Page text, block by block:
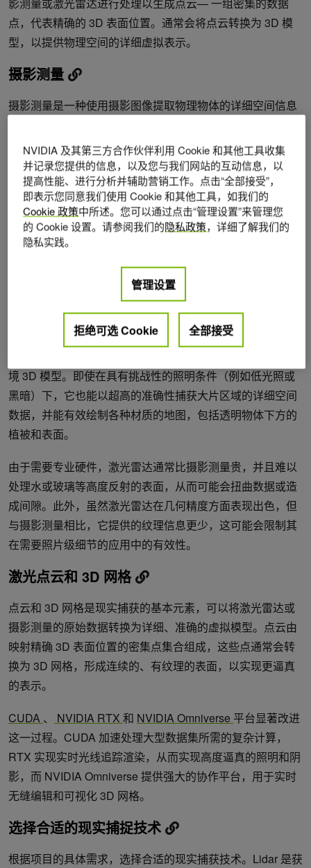
影测量或激光雷达进行处理以生成点云— 一组密集的数据
点，代表精确的 3D 表面位置。通常会将点云转换为 3D 模
型，以提供物理空间的详细虚拟表示。
摄影测量
摄影测量是一种使用摄影图像提取物理物体的详细空间信息
置。通过从多个视角分析角度、重叠和视角，摄影测量可以
创建点云，然后将点云转换为高度精细的 3D 模型。
这种方法易于使用且经济高效，尤其是与激光雷达（Lidar）
相比，因为它只需要基本的摄影设备。然而，摄影测量的准
确性在很大程度上取决于所捕获图像的质量和数量，并且可
激光雷达（光线检测和测距）技术使用激光脉冲来测量距
境 3D 模型。即使在具有挑战性的照明条件（例如低光照或
黑暗）下，它也能以超高的准确性捕获大片区域的详细空间
数据，并能有效绘制各种材质的地图，包括透明物体下方的
植被和表面。
由于需要专业硬件，激光雷达通常比摄影测量贵，并且难以
处理水或玻璃等高度反射的表面，从而可能会扭曲数据或造
成间隙。此外，虽然激光雷达在几何精度方面表现出色，但
与摄影测量相比，它提供的纹理信息更少，这可能会限制其
在需要照片级细节的应用中的有效性。
激光点云和 3D 网格
点云和 3D 网格是现实捕获的基本元素，可以将激光雷达或
摄影测量的原始数据转换为详细、准确的虚拟模型。点云由
映射精确 3D 表面位置的密集点集合组成，这些点通常会转
换为 3D 网格，形成连续的、有纹理的表面，以实现更逼真
的表示。
CUDA 、 NVIDIA RTX 和 NVIDIA Omniverse 平台显著改进
这一过程。CUDA 加速处理大型数据集所需的复杂计算，
RTX 实现实时光线追踪渲染，从而实现高度逼真的照明和阴
影，而 NVIDIA Omniverse 提供强大的协作平台，用于实时
无缝编辑和可视化 3D 网格。
选择合适的现实捕捉技术
根据项目的具体需求，选择合适的现实捕获技术。Lidar 是获
NVIDIA 及其第三方合作伙伴利用 Cookie 和其他工具收集
并记录您提供的信息，以及您与我们网站的互动信息，以
提高性能、进行分析并辅助营销工作。点击“全部接受”，
即表示您同意我们使用 Cookie 和其他工具，如我们的
Cookie 政策中所述。您可以通过点击“管理设置”来管理您
的 Cookie 设置。请参阅我们的隐私政策，详细了解我们的
隐私实践。
管理设置
拒绝可选 Cookie 全部接受